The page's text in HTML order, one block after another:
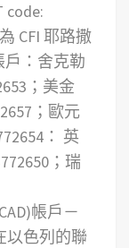
code:
CFI 耶路撒
：舍克勒
；美金
；歐元
： 英
；瑞
帳戶－
以色列的聯